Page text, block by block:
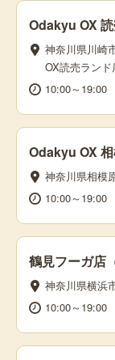
Odakyu OX
神奈川県川崎
OX読売ランド
10:00～19:00
Odakyu OX 相
神奈川県相模
10:00～19:00
鶴見フーガ店
神奈川県横浜
10:00～19:00